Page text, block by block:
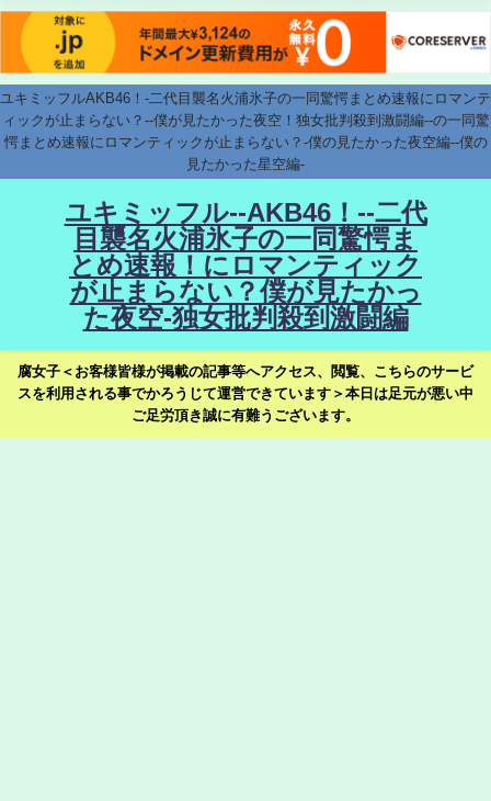
ユキミッフルAKB46！-二代目襲名火浦氷子の一同驚愕まとめ速報にロマンテ
ィックが止まらない？--僕が見たかった夜空！独女批判殺到激闘編--の一同驚
愕まとめ速報にロマンティックが止まらない？-僕の見たかった夜空編--僕の
見たかった星空編-
ユキミッフル--AKB46！--二代
目襲名火浦氷子の一同驚愕ま
とめ速報！にロマンティック
が止まらない？僕が見たかっ
た夜空-独女批判殺到激闘編
腐女子＜お客様皆様が掲載の記事等へアクセス、閲覧、こちらのサービ
スを利用される事でかろうじて運営できています＞本日は足元が悪い中
ご足労頂き誠に有難うございます。